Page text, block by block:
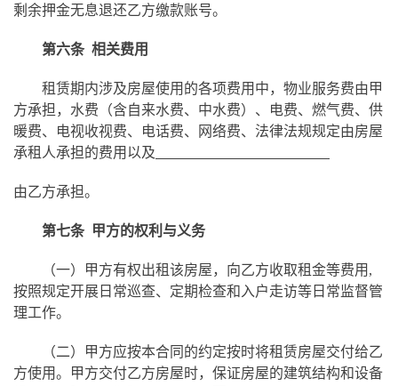
剩余押金无息退还乙方缴款账号。
第六条 相关费用
租赁期内涉及房屋使用的各项费用中，物业服务费由甲
方承担，水费（含自来水费、中水费）、电费、燃气费、供
暖费、电视收视费、电话费、网络费、法律法规规定由房屋
承租人承担的费用以及
由乙方承担。
第七条 甲方的权利与义务
（一）甲方有权出租该房屋，向乙方收取租金等费用,
按照规定开展日常巡查、定期检查和入户走访等日常监督管
理工作。
（二）甲方应按本合同的约定按时将租赁房屋交付给乙
方使用。
甲方交付乙方房屋时，保证房屋的建筑结构和设备